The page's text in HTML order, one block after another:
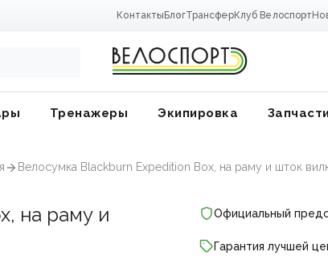
Контакты БлогТрансферКлуб Велоспорт
Тренажеры Экипировка Запчасти
Велосумка Blackburn Expedition Box, на раму и шток
на раму и
Официальный
Гарантия лучшей